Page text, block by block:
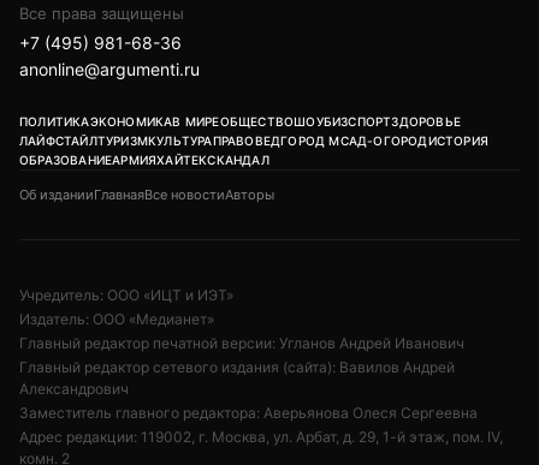
Все права защищены
+7 (495) 981-68-36
anonline@argumenti.ru
ПОЛИТИКАЭКОНОМИКАВ МИРЕОБЩЕСТВОШОУБИЗСПОРТЗДОРОВЬЕ
ЛАЙФСТАЙЛТУРИЗМКУЛЬТУРАПРАВОВЕДГОРОД МСАД-ОГОРОДИСТОРИЯ
ОБРАЗОВАНИЕАРМИЯХАЙТЕКСКАНДАЛ
Об изданииГлавнаяВсе новостиАвторы
Учредитель: ООО «ИЦТ и ИЭТ»
Издатель: ООО «Медианет»
Главный редактор печатной версии: Угланов Андрей Иванович
Главный редактор сетевого издания (сайта): Вавилов Андрей
Александрович
Заместитель главного редактора: Аверьянова Олеся Сергеевна
Адрес редакции: 119002, г. Москва, ул. Арбат, д. 29, 1-й этаж, пом. IV,
комн. 2